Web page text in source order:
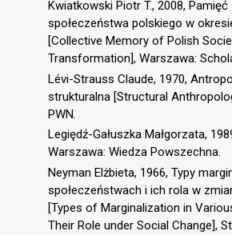
Kwiatkowski Piotr T., 2008,
społeczeństwa polskiego w
[Collective Memory of Polish
Transformation], Warszawa:
Lévi-Strauss Claude, 1970,
strukturalna [Structural
PWN.
Legiędź-Gałuszka Małgorzata,
Warszawa: Wiedza Powszechna.
Neyman Elżbieta, 1966, Typy
społeczeństwach i ich rola w
[Types of Marginalization in
Their Role under Social Change],